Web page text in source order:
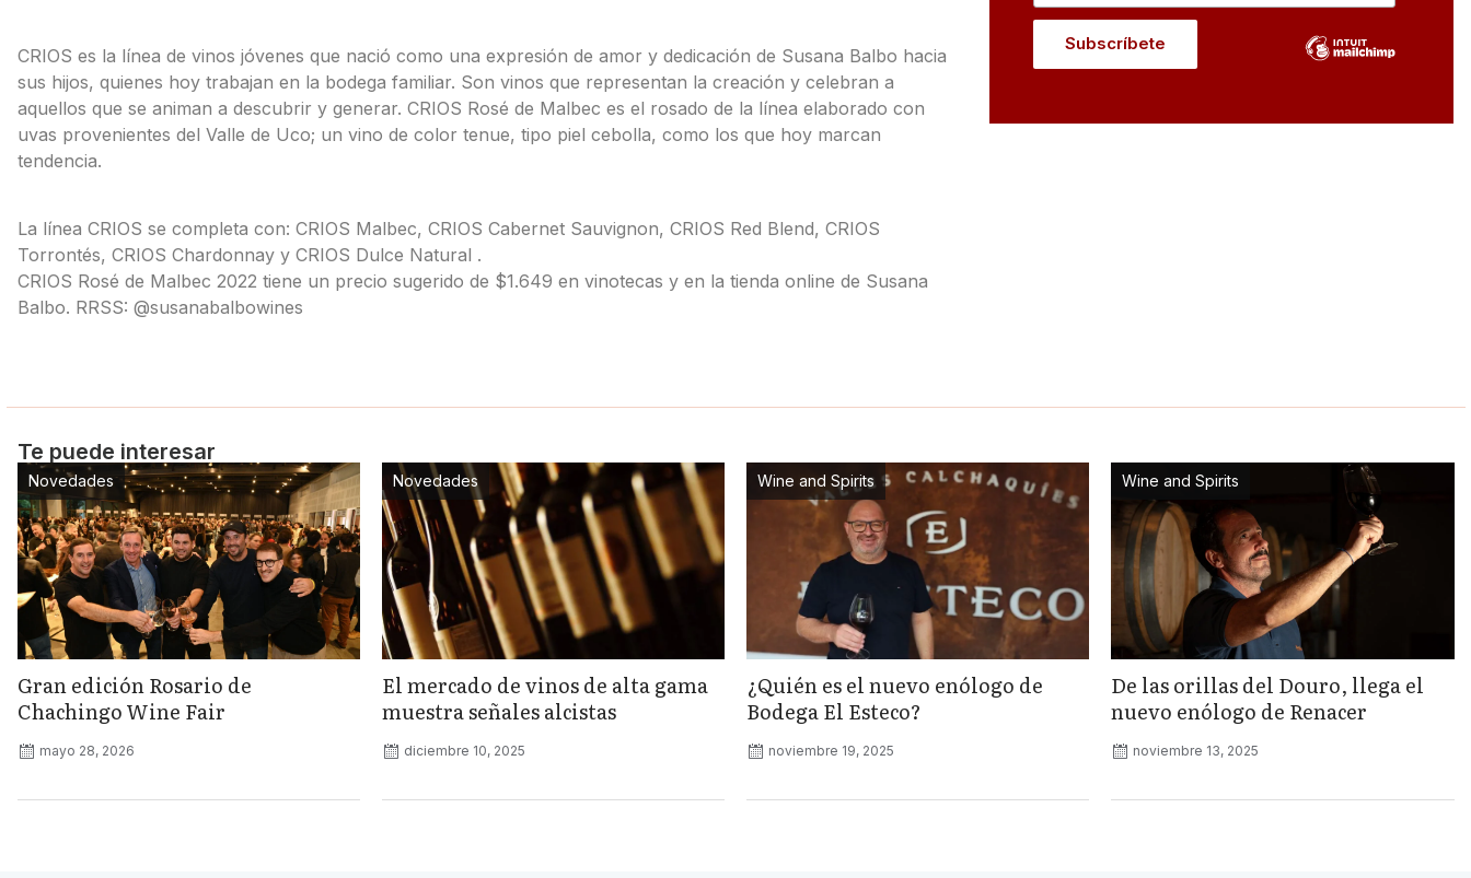
CRIOS es la línea de vinos jóvenes que nació como una expresión de amor y dedicación de Susana Balbo hacia
sus hijos, quienes hoy trabajan en la bodega familiar. Son vinos que representan la creación y celebran a
aquellos que se animan a descubrir y generar. CRIOS Rosé de Malbec es el rosado de la línea elaborado con
uvas provenientes del Valle de Uco; un vino de color tenue, tipo piel cebolla, como los que hoy marcan
tendencia.
La línea CRIOS se completa con: CRIOS Malbec, CRIOS Cabernet Sauvignon, CRIOS Red Blend, CRIOS
Torrontés, CRIOS Chardonnay y CRIOS Dulce Natural .
CRIOS Rosé de Malbec 2022 tiene un precio sugerido de $1.649 en vinotecas y en la tienda online de Susana
Balbo. RRSS: @susanabalbowines
Te puede interesar
Novedades
Gran edición Rosario de
Chachingo Wine Fair
mayo 28, 2026
Novedades
El mercado de vinos de alta gama
muestra señales alcistas
diciembre 10, 2025
Wine and Spirits
¿Quién es el nuevo enólogo de
Bodega El Esteco?
noviembre 19, 2025
Wine and Spirits
De las orillas del Douro, llega el
nuevo enólogo de Renacer
noviembre 13, 2025